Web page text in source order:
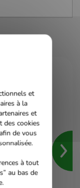
et
à la
et
des cookies
de vous
à tout
au bas de